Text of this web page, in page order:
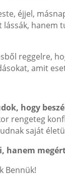
éjjel,
hanem
reggelre,
amit
hogy
rengeteg
saját
hanem
Bennük!